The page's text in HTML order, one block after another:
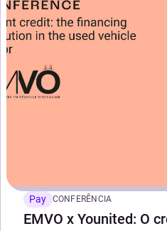
Pay CONFERÊNCIA
EMVO x Younited: O